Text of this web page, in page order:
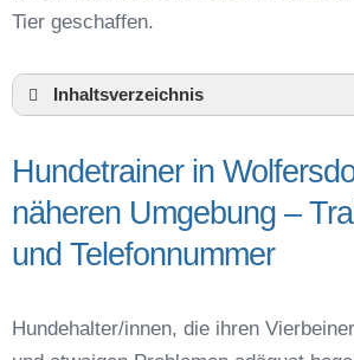
Tier geschaffen.
Inhaltsverzeichnis
Hundetrainer in Wolfersdorf
Telefonnummer
Das macht einen guten
Hundetrainer Ausbildung in
Hundetrainer in
näheren Umgebung –
und Telefonnummer
Hundehalter/innen, die ihren